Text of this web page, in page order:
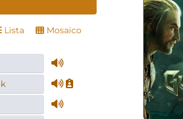
Lista Mosaico